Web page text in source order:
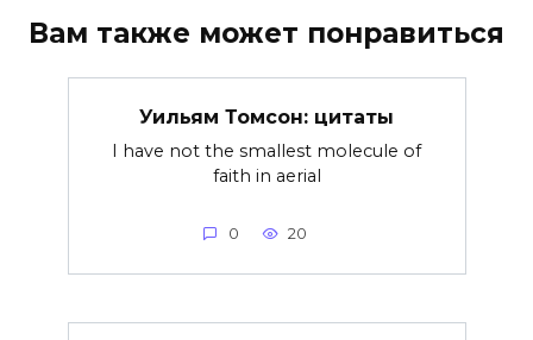
Вам также может понравиться
Уильям Томсон: цитаты
I have not the smallest molecule of
faith in aerial
0 20